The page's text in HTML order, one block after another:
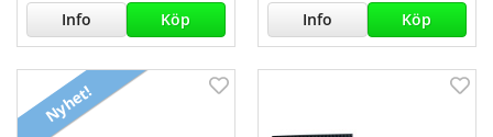
Info Köp Info Köp
Nyhet!